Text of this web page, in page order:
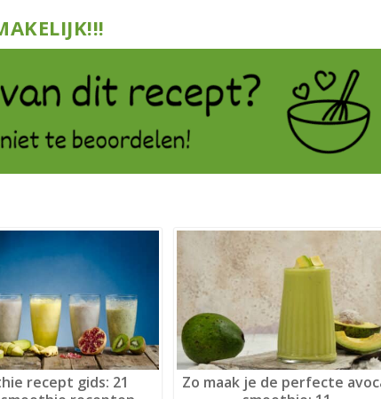
recept gids: 21
Zo maak je de perfecte